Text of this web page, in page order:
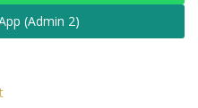
(Admin 2)